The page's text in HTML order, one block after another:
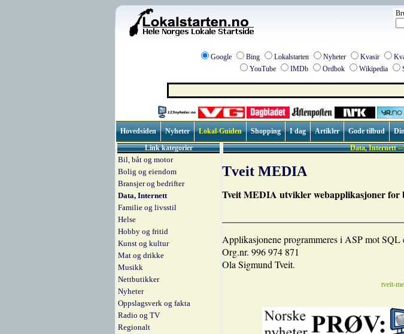
Google Bing Lokalstarten Nyheter Kvasir
YouTube
IMDb Ordbok Wikipedia
Hovedsiden Nyheter Lokal-Guiden Shopping I dag Artikler Gode tilbud
Link kategorier
Bil, båt og motor
Bolig og eiendom
Bransjer og bedrifter
Data, Internett
Familie og livsstil
Helse
Hobby og fritid
Kunst og kultur
Mat og drikke
Musikk
Nettbutikker
Nyheter
Oppslagsverk og fakta
Radio og TV
Regionalt
Data, Internett
Tveit MEDIA
Tveit MEDIA utvikler webapplikasjoner for
Applikasjonene programmeres i ASP mot
Org.nr. 996 974 871
Ola Sigmund Tveit.
tveit-